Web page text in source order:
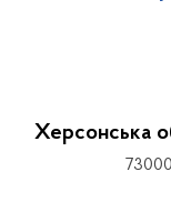
Херсонська